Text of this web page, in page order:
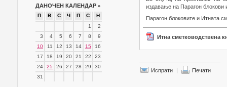
ДАНОЧЕН КАЛЕНДАР »
П В С Ч П С
Н
1
2
3
4 5 6 7 8
9
10
11 12 13 14 15
16
17
18 19 20 21 22
23
24
25 26 27 28 29
30
31
издавање на Парагон
Парагон блоковите и Итната
Итна сметководствена
Испрати | Печати